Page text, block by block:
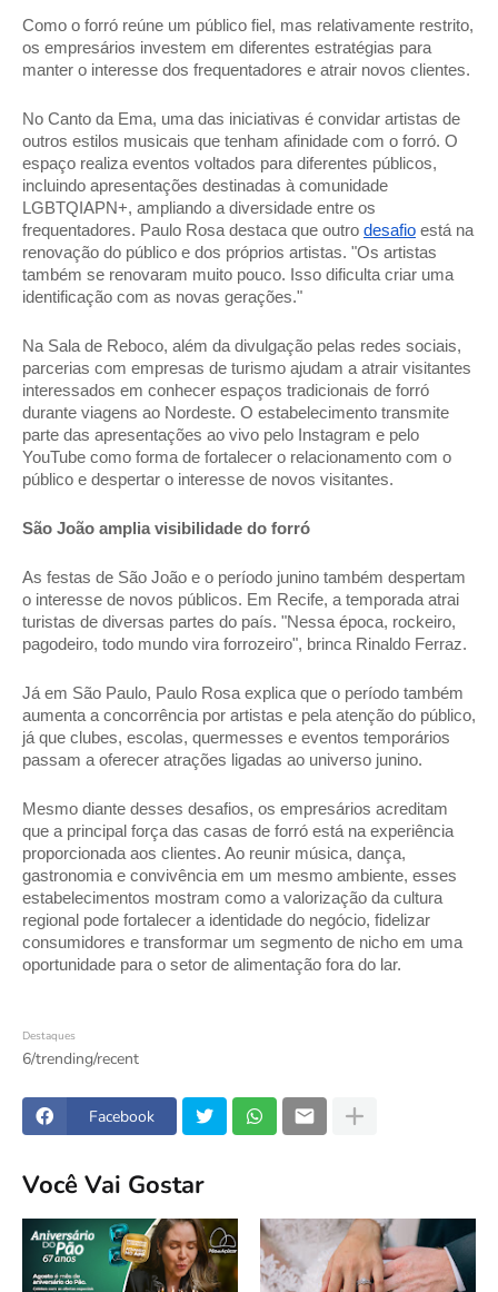
Como o forró reúne um público fiel, mas relativamente restrito,
os empresários investem em diferentes estratégias para
manter o interesse dos frequentadores e atrair novos clientes.
No Canto da Ema, uma das iniciativas é convidar artistas de
outros estilos musicais que tenham afinidade com o forró. O
espaço realiza eventos voltados para diferentes públicos,
incluindo apresentações destinadas à comunidade
LGBTQIAPN+, ampliando a diversidade entre os
frequentadores. Paulo Rosa destaca que outro desafio está na
renovação do público e dos próprios artistas. "Os artistas
também se renovaram muito pouco. Isso dificulta criar uma
identificação com as novas gerações."
Na Sala de Reboco, além da divulgação pelas redes sociais,
parcerias com empresas de turismo ajudam a atrair visitantes
interessados em conhecer espaços tradicionais de forró
durante viagens ao Nordeste. O estabelecimento transmite
parte das apresentações ao vivo pelo Instagram e pelo
YouTube como forma de fortalecer o relacionamento com o
público e despertar o interesse de novos visitantes.
São João amplia visibilidade do forró
As festas de São João e o período junino também despertam
o interesse de novos públicos. Em Recife, a temporada atrai
turistas de diversas partes do país. "Nessa época, rockeiro,
pagodeiro, todo mundo vira forrozeiro", brinca Rinaldo Ferraz.
Já em São Paulo, Paulo Rosa explica que o período também
aumenta a concorrência por artistas e pela atenção do público,
já que clubes, escolas, quermesses e eventos temporários
passam a oferecer atrações ligadas ao universo junino.
Mesmo diante desses desafios, os empresários acreditam
que a principal força das casas de forró está na experiência
proporcionada aos clientes. Ao reunir música, dança,
gastronomia e convivência em um mesmo ambiente, esses
estabelecimentos mostram como a valorização da cultura
regional pode fortalecer a identidade do negócio, fidelizar
consumidores e transformar um segmento de nicho em uma
oportunidade para o setor de alimentação fora do lar.
Destaques
6/trending/recent
Facebook
Você Vai Gostar